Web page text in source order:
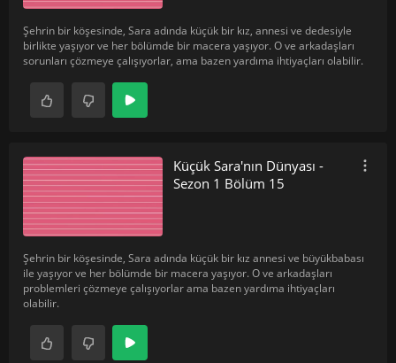
Şehrin bir köşesinde, Sara adında küçük bir kız, annesi ve dedesiyle
birlikte yaşıyor ve her bölümde bir macera yaşıyor. O ve arkadaşları
sorunları çözmeye çalışıyorlar, ama bazen yardıma ihtiyaçları olabilir.
Küçük Sara'nın Dünyası -
Sezon 1 Bölüm 15
Şehrin bir köşesinde, Sara adında küçük bir kız annesi ve büyükbabası
ile yaşıyor ve her bölümde bir macera yaşıyor. O ve arkadaşları
problemleri çözmeye çalışıyorlar ama bazen yardıma ihtiyaçları
olabilir.